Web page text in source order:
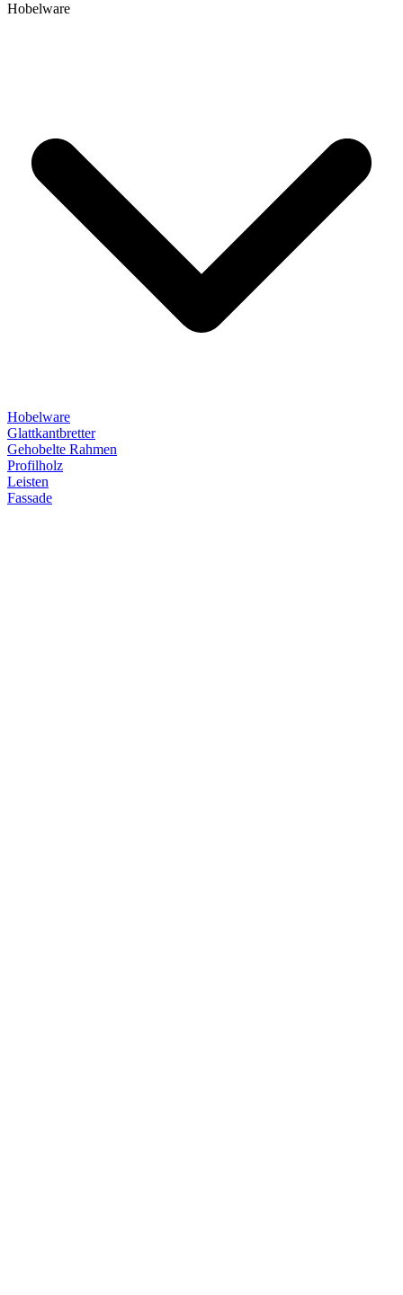
Hobelware
Hobelware
Glattkantbretter
Gehobelte Rahmen
Profilholz
Leisten
Fassade